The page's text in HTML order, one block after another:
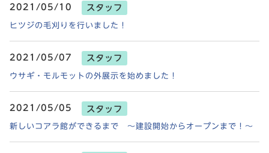
2021/05/10 スタッフ
ヒツジの毛刈りを行いました！
2021/05/07 スタッフ
ウサギ・モルモットの外展示を始めました！
2021/05/05 スタッフ
新しいコアラ館ができるまで ～建設開始からオープンまで！～